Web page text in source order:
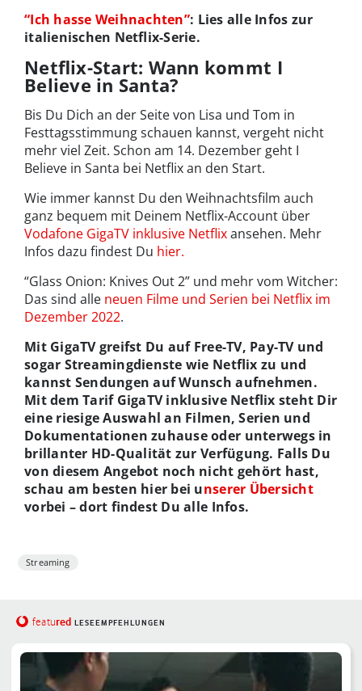
“Ich hasse Weihnachten”: Lies alle Infos zur
italienischen Netflix-Serie.
Netflix-Start: Wann kommt I
Believe in Santa?
Bis Du Dich an der Seite von Lisa und Tom in
Festtagsstimmung schauen kannst, vergeht nicht
mehr viel Zeit. Schon am 14. Dezember geht I
Believe in Santa bei Netflix an den Start.
Wie immer kannst Du den Weihnachtsfilm auch
ganz bequem mit Deinem Netflix-Account über
Vodafone GigaTV inklusive Netflixansehen. Mehr
Infos dazu findest Du hier.
“Glass Onion: Knives Out 2” und mehr vom Witcher:
Das sind alle neuen Filme und Serien bei Netflix im
Dezember 2022.
Mit GigaTV greifst Du auf Free-TV, Pay-TV und
sogar Streamingdienste wie Netflix zu und
kannst Sendungen auf Wunsch aufnehmen.
Mit dem Tarif GigaTV inklusive Netflix steht Dir
eine riesige Auswahl an Filmen, Serien und
Dokumentationen zuhause oder unterwegs in
brillanter HD-Qualität zur Verfügung. Falls Du
von diesem Angebot noch nicht gehört hast,
schau am besten hier bei unserer Übersicht
vorbei – dort findest Du alle Infos.
Streaming
featured LESEEMPFEHLUNGEN